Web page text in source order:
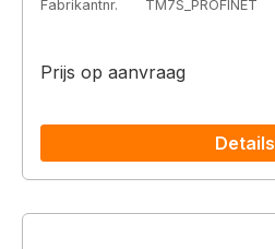
Fabrikantnr. TM7S_PROFINET
Prijs op aanvraag
Details